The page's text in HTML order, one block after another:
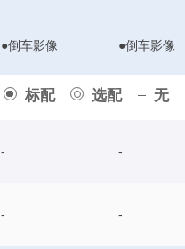
标配 选配 无
●倒车影像 ●倒车影像
- -
- -